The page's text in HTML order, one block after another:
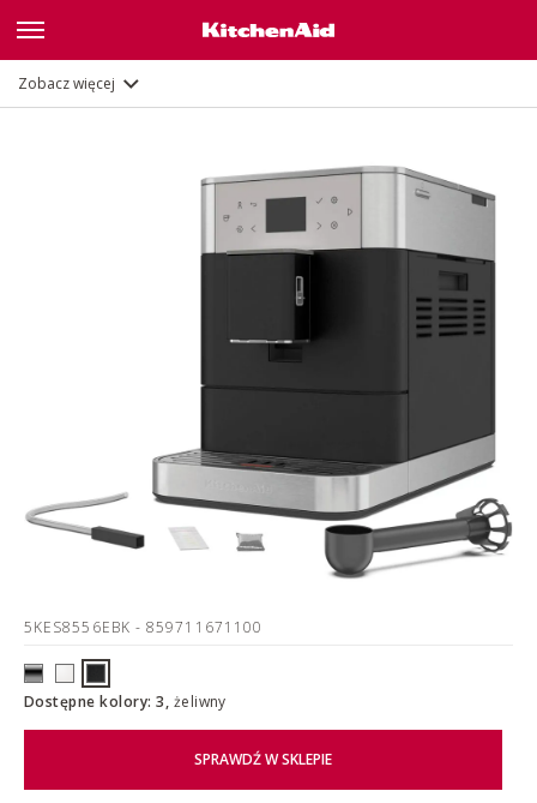
Zobacz więcej
5KES8556EBK - 859711671100
Dostępne kolory: 3, żeliwny
SPRAWDŹ W SKLEPIE